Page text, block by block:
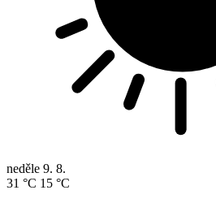
neděle 9. 8.
31 °C 15 °C